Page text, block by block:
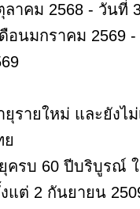
ลาคม 2568 - วันที่
อนมกราคม 2569
ยุรายใหม่ และยังไ
ย
ครบ 60 ปีบริบูรณ์
งแต่ 2 กันยายน